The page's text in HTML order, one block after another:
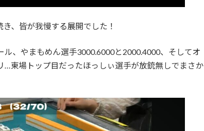
き、皆が我慢する展開でした！
、やまもめん選手3000.6000と2000.4000、そしてオ
東場トップ目だったほっしぃ選手が放銃無しでまさか